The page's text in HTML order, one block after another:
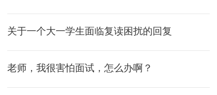
关于一个大一学生面临复读困扰的回复
老师，我很害怕面试，怎么办啊？